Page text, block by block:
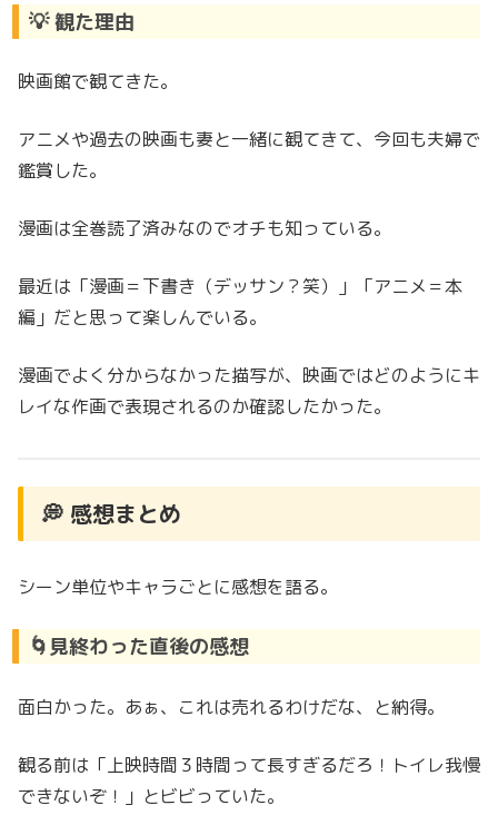
💡 観た理由
映画館で観てきた。
アニメや過去の映画も妻と一緒に観てきて、今回も夫婦で
鑑賞した。
漫画は全巻読了済みなのでオチも知っている。
最近は「漫画＝下書き（デッサン？笑）」「アニメ＝本
編」だと思って楽しんでいる。
漫画でよく分からなかった描写が、映画ではどのようにキ
レイな作画で表現されるのか確認したかった。
💭 感想まとめ
シーン単位やキャラごとに感想を語る。
🌀見終わった直後の感想
面白かった。あぁ、これは売れるわけだな、と納得。
観る前は「上映時間３時間って長すぎるだろ！トイレ我慢
できないぞ！」とビビっていた。